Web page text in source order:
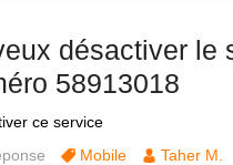
désactiver le
58913018
ce service
Mobile Taher M.